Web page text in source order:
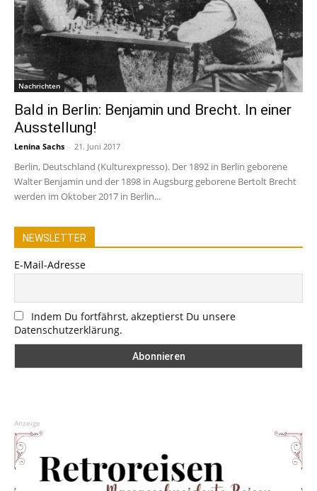
Nachrichten
Bald in Berlin: Benjamin und Brecht. In einer
Ausstellung!
Lenina Sachs - 21. Juni 2017
Berlin, Deutschland (Kulturexpresso). Der 1892 in Berlin geborene
Walter Benjamin und der 1898 in Augsburg geborene Bertolt Brecht
werden im Oktober 2017 in Berlin...
NEWSLETTER
E-Mail-Adresse
Indem Du fortfährst, akzeptierst Du unsere
Datenschutzerklärung.
Anzeige